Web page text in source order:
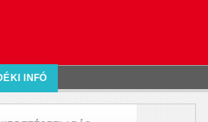
INFÓ